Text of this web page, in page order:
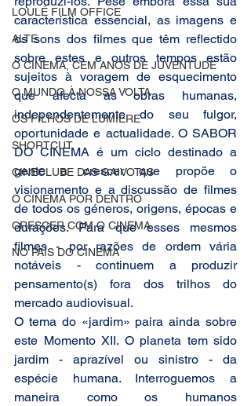
LOULÉ FILM OFFICE
ALTE
O CINEMA, CEM ANOS DE JUVENTUDE
O MUNDO À NOSSA VOLTA
OS FILHOS DE LUMIÈRE
SHORTCUT
CINECLUBE DAS GAIVOTAS
O CINEMA POR DENTRO
CRESCER COM O CINEMA
NO PAÍS DO CINEMA
característica essencial, as imagens e
os sons dos filmes que têm reflectido
sobre estes e outros tempos estão
sujeitos à voragem de esquecimento
que afecta as obras humanas,
independentemente do seu fulgor,
oportunidade e actualidade. O SABOR
DO CINEMA é um ciclo destinado a
gente a crescer que propõe o
visionamento e a discussão de filmes
de todos os géneros, origens, épocas e
durações. Para que esses mesmos
filmes - por razões de ordem vária
notáveis - continuem a produzir
pensamento(s) fora dos trilhos do
mercado audiovisual.
O tema do «jardim» paira ainda sobre
este Momento XII. O planeta tem sido
jardim - aprazível ou sinistro - da
espécie humana. Interroguemos a
maneira como os humanos